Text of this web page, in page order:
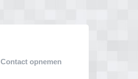
Contact opnemen